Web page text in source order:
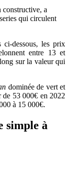
constructive, a
qui circulent
ci-dessous, les prix
entre 13 et
sur la valeur qui
dominée de vert et
de 53 000€ en 2022
à 15 000€.
simple à